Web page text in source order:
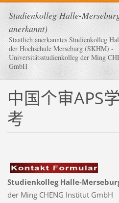
Studienkolleg Halle-
anerkannt)
Staatlich anerkanntes Studienkolleg
der Hochschule Merseburg (SKHM) -
Universitätsstudienkolleg der Ming
GmbH
中国个审APS
考
Studienkolleg Halle-
der Ming CHENG Institut GmbH